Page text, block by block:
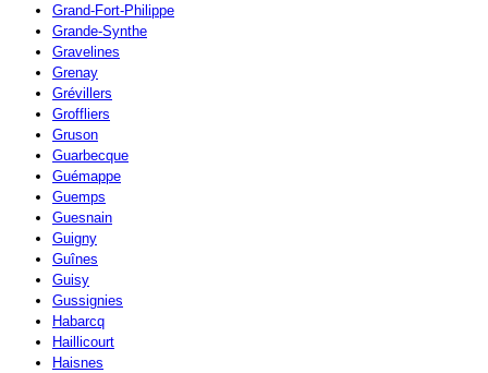
Grand-Fort-Philippe
Grande-Synthe
Gravelines
Grenay
Grévillers
Groffliers
Gruson
Guarbecque
Guémappe
Guemps
Guesnain
Guigny
Guînes
Guisy
Gussignies
Habarcq
Haillicourt
Haisnes